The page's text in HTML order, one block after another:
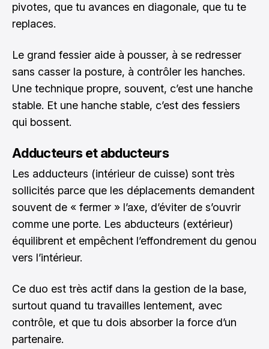
pivotes, que tu avances en diagonale, que tu te
replaces.
Le grand fessier aide à pousser, à se redresser
sans casser la posture, à contrôler les hanches.
Une technique propre, souvent, c’est une hanche
stable. Et une hanche stable, c’est des fessiers
qui bossent.
Adducteurs et abducteurs
Les adducteurs (intérieur de cuisse) sont très
sollicités parce que les déplacements demandent
souvent de « fermer » l’axe, d’éviter de s’ouvrir
comme une porte. Les abducteurs (extérieur)
équilibrent et empêchent l’effondrement du genou
vers l’intérieur.
Ce duo est très actif dans la gestion de la base,
surtout quand tu travailles lentement, avec
contrôle, et que tu dois absorber la force d’un
partenaire.